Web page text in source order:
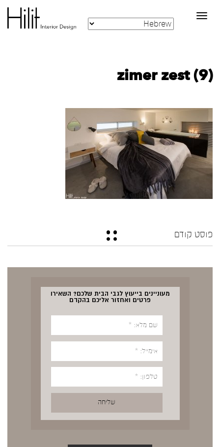
Toggle
navigation
zimer zest (9)
פוסט קודם
מעוניינים בייעוץ לגבי הבית שלכם? השאירו
פרטים ואחזור אליכם בהקדם